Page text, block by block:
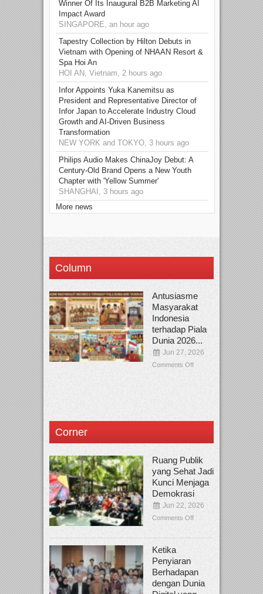
Winner Of Its Inaugural B2B Marketing AI
Impact Award
SINGAPORE, an hour ago
Tapestry Collection by Hilton Debuts in
Vietnam with Opening of NHAAN Resort &
Spa Hoi An
HOI AN, Vietnam, 2 hours ago
Infor Appoints Yuka Kanemitsu as
President and Representative Director of
Infor Japan to Accelerate Industry Cloud
Growth and AI-Driven Business
Transformation
NEW YORK and TOKYO, 3 hours ago
Philips Audio Makes ChinaJoy Debut: A
Century-Old Brand Opens a New Youth
Chapter with 'Yellow Summer'
SHANGHAI, 3 hours ago
More news
Column
Antusiasme
Masyarakat
Indonesia
terhadap Piala
Dunia 2026...
Jun 27, 2026
Comments Off
Corner
Ruang Publik
yang Sehat Jadi
Kunci Menjaga
Demokrasi
Jun 22, 2026
Comments Off
Ketika
Penyiaran
Berhadapan
dengan Dunia